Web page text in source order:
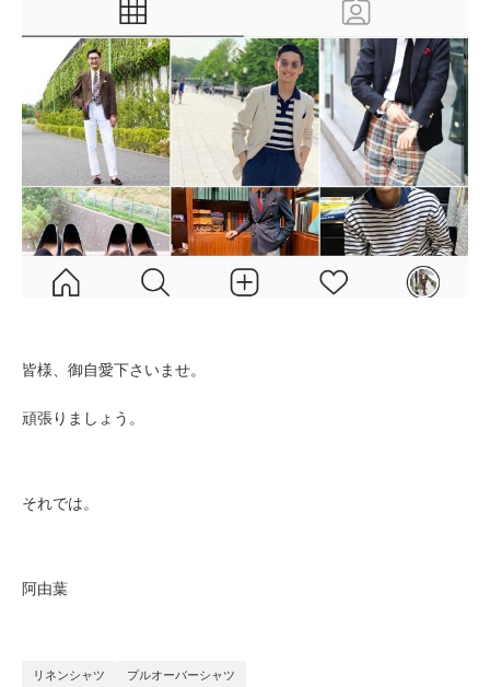
皆様、御自愛下さいませ。
頑張りましょう。
それでは。
阿由葉
リネンシャツ プルオーバーシャツ